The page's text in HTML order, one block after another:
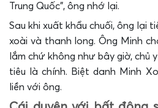
Trung Quốc”, ông nhớ lại.
Sau khi xuất khẩu chuối, ông lại
xoài và thanh long. Ông Minh
lắm chứ không như bây giờ, chủ
tiêu là chính. Biệt danh Minh
liền với ông.